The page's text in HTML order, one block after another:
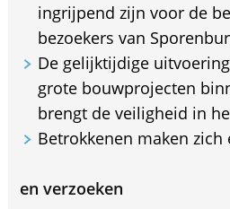
ingrijpend zijn voor de
bezoekers van
De gelijktijdige
grote bouwprojecten
brengt de veiligheid in
Betrokkenen maken zich
en verzoeken